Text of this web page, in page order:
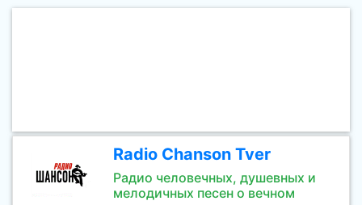
Radio Chanson Tver
Радио человечных, душевных и
мелодичных песен о вечном